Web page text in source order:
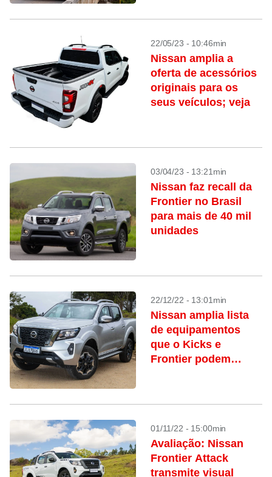
22/05/23 - 10:46min
Nissan amplia a
oferta de acessórios
originais para os
seus veículos; veja
03/04/23 - 13:21min
Nissan faz recall da
Frontier no Brasil
para mais de 40 mil
unidades
22/12/22 - 13:01min
Nissan amplia lista
de equipamentos
que o Kicks e
Frontier podem
01/11/22 - 15:00min
Avaliação: Nissan
Frontier Attack
transmite visual